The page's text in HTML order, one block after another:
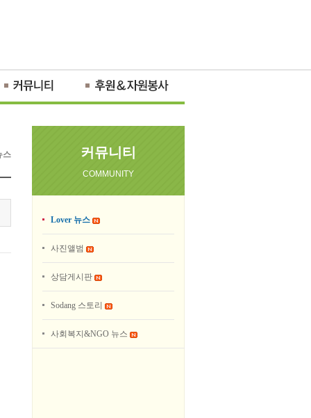
커뮤니티
COMMUNITY
Lover 뉴스
사진앨범
상담게시판
Sodang 스토리
사회복지&NGO 뉴스
스